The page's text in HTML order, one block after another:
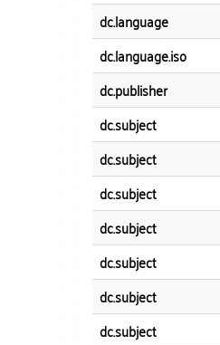
dc.language
dc.language.iso
dc.publisher
dc.subject
dc.subject
dc.subject
dc.subject
dc.subject
dc.subject
dc.subject